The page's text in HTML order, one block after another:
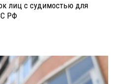
лиц с судимостью для
РФ